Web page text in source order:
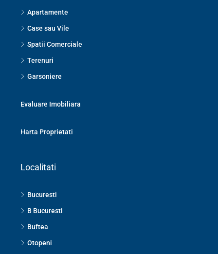
Apartamente
Case sau Vile
Spatii Comerciale
Terenuri
Garsoniere
Evaluare Imobiliara
Harta Proprietati
Localitati
Bucuresti
B Bucuresti
Buftea
Otopeni